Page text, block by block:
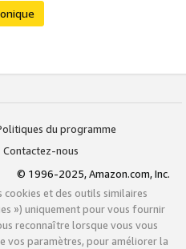
du programme
Contactez-nous
© 1996-2025, Amazon.com, Inc.
cookies et des outils similaires
») uniquement pour vous fournir
reconnaître lorsque vous vous
vos paramètres, pour améliorer la